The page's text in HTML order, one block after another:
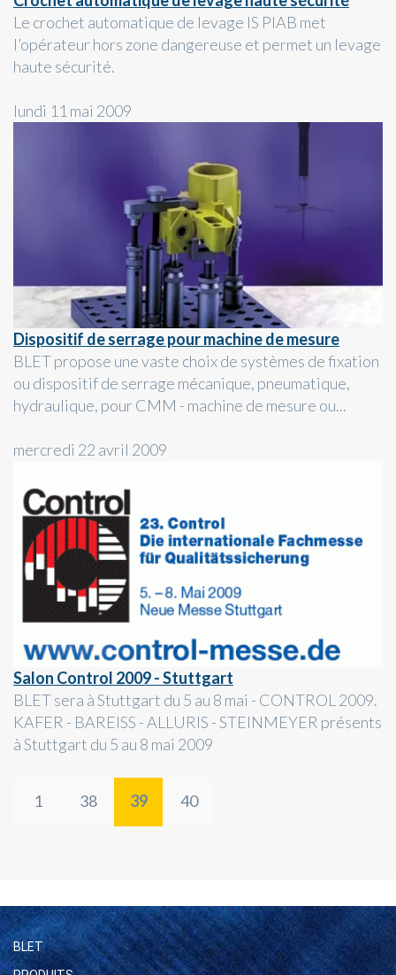
Le crochet automatique de levage IS PIAB met
l’opérateur hors zone dangereuse et permet un levage
haute sécurité.
lundi 11 mai 2009
Dispositif de serrage pour machine de mesure
BLET propose une vaste choix de systèmes de fixation
ou dispositif de serrage mécanique, pneumatique,
hydraulique, pour CMM - machine de mesure ou...
mercredi 22 avril 2009
Salon Control 2009 - Stuttgart
BLET sera à Stuttgart du 5 au 8 mai - CONTROL 2009.
KAFER - BAREISS - ALLURIS - STEINMEYER présents
à Stuttgart du 5 au 8 mai 2009
1 38 39 40
BLET